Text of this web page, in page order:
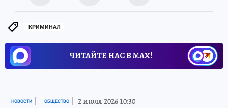
КРИМИНАЛ
ЧИТАЙТЕ НАС В МАХ!
НОВОСТИ ОБЩЕСТВО 2 июля 2026 10:30